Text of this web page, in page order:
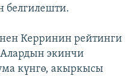
белгилешти.
Керринин рейтинги
Алардын экинчи
күнгө, акыркысы